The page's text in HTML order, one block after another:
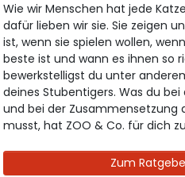
Wie wir Menschen hat jede
dafür lieben wir sie. Sie zeigen
ist, wenn sie spielen wollen,
beste ist und wann es ihnen so
bewerkstelligst du unter
deines Stubentigers. Was du
und bei der
musst, hat ZOO & Co. für dich
Zum